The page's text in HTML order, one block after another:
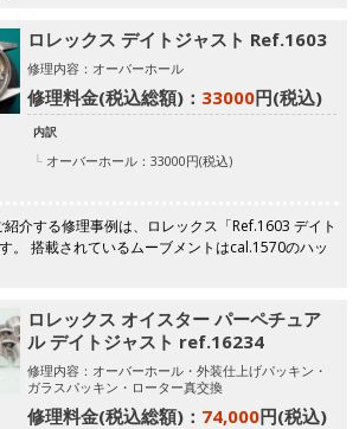
ロレックス デイトジャスト Ref.1603
修理内容：オーバーホール
修理料金(税込総額)： 33000円(税込)
内訳
オーバーホール：33000円(税込)
介する修理事例は、ロレックス「Ref.1603 デイト
。 搭載されているムーブメントはcal.1570のハッ
ロレックス オイスター パーペチュア
ル デイトジャスト ref.16234
修理内容：オーバーホール・外装仕上げパッキン・
ガラスパッキン・ローター真交換
修理料金(税込総額)： 74,000円(税込)